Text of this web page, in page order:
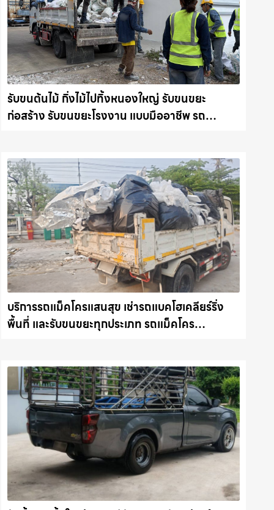
รับขนต้นไม้ กิ่งไม้ไปทิ้งหนองใหญ่ รับขนขยะ
ก่อสร้าง รับขนขยะโรงงาน แบบมืออาชีพ รถ
บริการรถแม็คโครแสนสุข เช่ารถแบคโฮเคลียร์ริ่ง
พื้นที่ และรับขนขยะทุกประเภท รถแม็คโคร